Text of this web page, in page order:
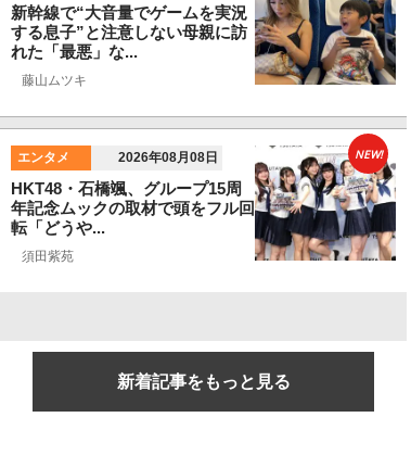
新幹線で“大音量でゲームを実況
する息子”と注意しない母親に訪
れた「最悪」な...
藤山ムツキ
エンタメ 2026年08月08日
HKT48・石橋颯、グループ15周
年記念ムックの取材で頭をフル回
転「どうや...
須田紫苑
NEW!
新着記事をもっと見る